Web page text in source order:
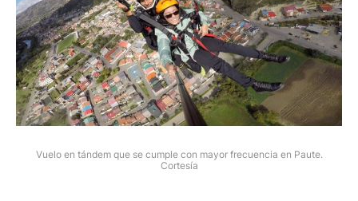
Vuelo en tándem que se cumple con mayor frecuencia en Paute.
Cortesía